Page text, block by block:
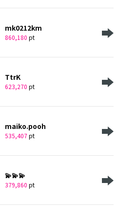
mk0212km
860,180 pt
TtrK
623,270 pt
maiko.pooh
535,407pt
💫💫💫
379,860 pt